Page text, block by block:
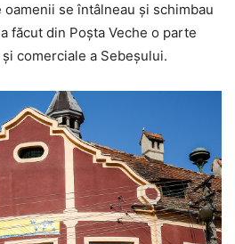
se întâlneau și schimbau
făcut din Poșta Veche o parte
comerciale a Sebeșului.